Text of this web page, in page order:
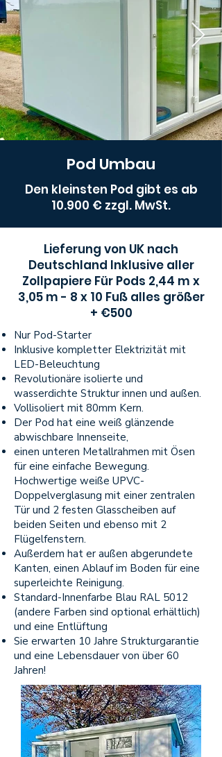
Pod Umbau
Den kleinsten Pod gibt es ab
10.900 € zzgl. MwSt.
Lieferung von UK nach
Deutschland Inklusive aller
Zollpapiere Für Pods 2,44 m x
3,05 m - 8 x 10 Fuß alles größer
+ €500
Nur Pod-Starter
Inklusive kompletter Elektrizität mit
LED-Beleuchtung
Revolutionäre isolierte und
wasserdichte Struktur innen und außen.
Vollisoliert mit 80mm Kern.
Der Pod hat eine weiß glänzende
abwischbare Innenseite,
einen unteren Metallrahmen mit Ösen
für eine einfache Bewegung.
Hochwertige weiße UPVC-
Doppelverglasung mit einer zentralen
Tür und 2 festen Glasscheiben auf
beiden Seiten und ebenso mit 2
Flügelfenstern.
Außerdem hat er außen abgerundete
Kanten, einen Ablauf im Boden für eine
superleichte Reinigung.
Standard-Innenfarbe Blau RAL 5012
(andere Farben sind optional erhältlich)
und eine Entlüftung
Sie erwarten 10 Jahre Strukturgarantie
und eine Lebensdauer von über 60
Jahren!